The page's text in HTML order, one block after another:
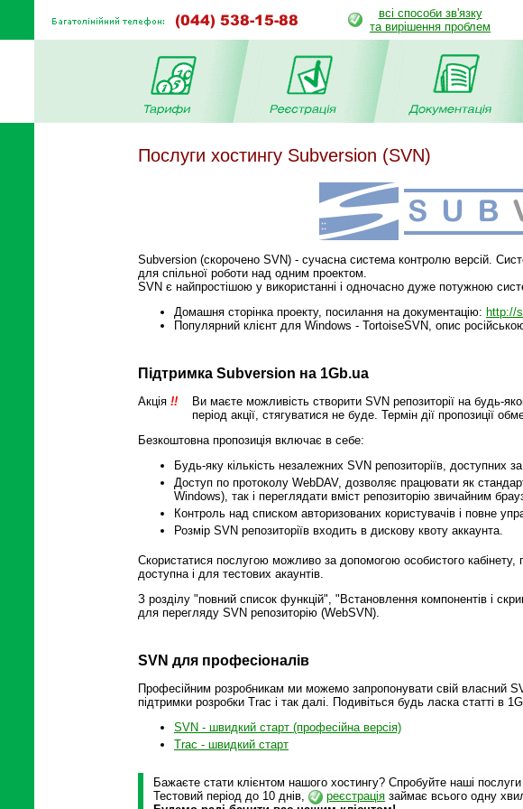
всі способи зв'язку
та вирішення проблем
Послуги хостингу Subversion (SVN)
Subversion (скорочено SVN) - сучасна система контролю версій.
для спільної роботи над одним проектом.
SVN є найпростішою у використанні і одночасно дуже потужною
Домашня сторінка проекту, посилання на документацію: http://
Популярний клієнт для Windows - TortoiseSVN, опис
Підтримка Subversion на 1Gb.ua
Акція !!
Ви маєте можливість створити SVN репозиторії на будь-
період акції, стягуватися не буде. Термін дії пропозиції
Безкоштовна пропозиція включає в себе:
Будь-яку кількість незалежних SVN репозиторіїв, доступних
Доступ по протоколу WebDAV, дозволяє працювати як
Windows), так і переглядати вміст репозиторію звичайним
Контроль над списком авторизованих користувачів і повне
Розмір SVN репозиторіїв входить в дискову квоту аккаунта.
Скористатися послугою можливо за допомогою особистого
доступна і для тестових акаунтів.
З розділу "повний список функцій", "Встановлення компонентів і
для перегляду SVN репозиторію (WebSVN).
SVN для професіоналів
Професійним розробникам ми можемо запропонувати свій власний
підтримки розробки Trac і так далі. Подивіться будь ласка статті в
SVN - швидкий старт (професійна версія)
Trac - швидкий старт
Бажаєте стати клієнтом нашого хостингу? Спробуйте наші послуги
Тестовий період до 10 днів,
реєстрація займає всього одну